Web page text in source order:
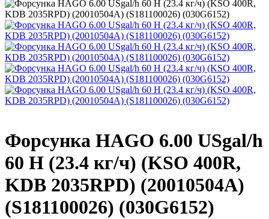
Форсунка HAGO 6.00 USgal/h
60 H (23.4 кг/ч) (KSO 400R,
KDB 2035RPD) (20010504A)
(S181100026) (030G6152)